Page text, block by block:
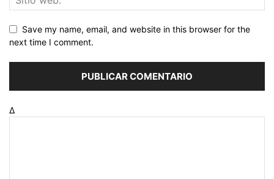
Save my name, email, and website in this browser for the
next time I comment.
Δ